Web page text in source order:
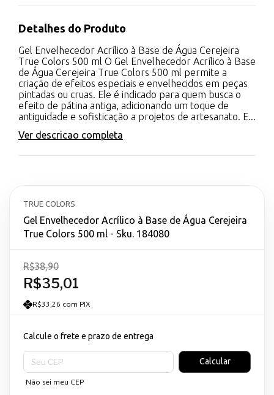
Detalhes do Produto
Gel Envelhecedor Acrílico à Base de Água Cerejeira
True Colors 500 ml O Gel Envelhecedor Acrílico à Base
de Água Cerejeira True Colors 500 ml permite a
criação de efeitos especiais e envelhecidos em peças
pintadas ou cruas. Ele é indicado para quem busca o
efeito de pátina antiga, adicionando um toque de
antiguidade e sofisticação a projetos de artesanato. E...
Ver descricao completa
TRUE COLORS
Gel Envelhecedor Acrílico à Base de Água Cerejeira
True Colors 500 ml - Sku. 184080
R$35,01
R$38,90
R$33,26 com PIX
Calcule o frete e prazo de entrega
Entregas para o CEP:
Calcular
Não sei meu CEP